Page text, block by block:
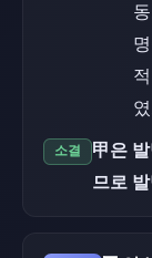
소결
甲은
므로